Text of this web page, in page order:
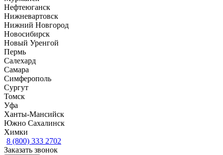
Нефтеюганск
Нижневартовск
Нижний Новгород
Новосибирск
Новый Уренгой
Пермь
Салехард
Самара
Симферополь
Сургут
Томск
Уфа
Ханты-Мансийск
Южно Сахалинск
Химки
8 (800) 333 2702
Заказать звонок